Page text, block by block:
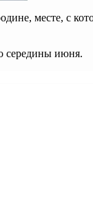
месте, с
середины июня.